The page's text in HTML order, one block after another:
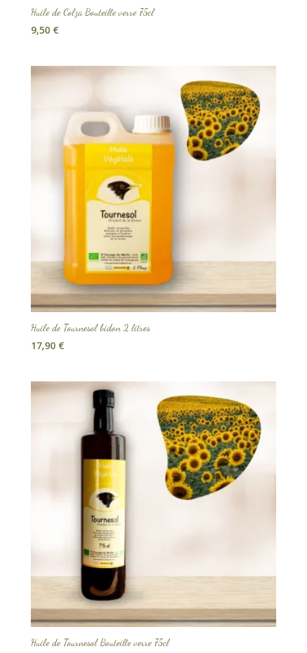
Huile de Colza Bouteille verre 75cl
9,50 €
Huile de Tournesol bidon 2 litres
17,90 €
Huile de Tournesol Bouteille verre 75cl